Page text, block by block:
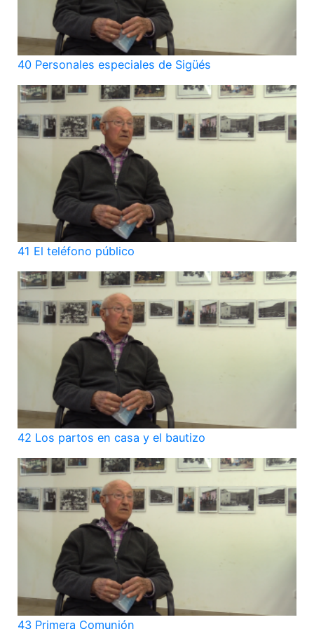
40 Personales especiales de Sigüés
41 El teléfono público
42 Los partos en casa y el bautizo
43 Primera Comunión